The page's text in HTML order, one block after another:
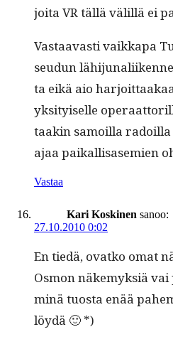
joi­ta VR täl­lä välil­lä ei
Vas­taavasti vaikka­pa
seudun
ta eikä aio
yksi­tyiselle
taakin samoil­la
ajaa paikallisas­emien
Vastaa
Kari Koskinen sanoo:
27.10.2010 0:02
En tiedä, ovatko omat
Osmon näke­myk­siä
minä tuos­ta enää
löydä 🙂 *)